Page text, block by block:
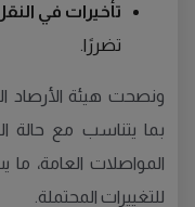
تأخيرات في
تضررًا.
ونصحت هيئة الأرصاد
بما يتناسب مع حالة
المواصلات العامة،
للتغييرات المحتملة.